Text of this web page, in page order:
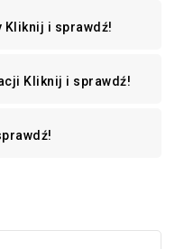
Kliknij i sprawdź!
Kliknij i sprawdź!